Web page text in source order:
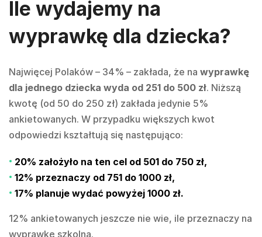
Ile wydajemy na
wyprawkę dla dziecka?
Najwięcej Polaków – 34% – zakłada, że na wyprawkę
dla jednego dziecka wyda od 251 do 500 zł. Niższą
kwotę (od 50 do 250 zł) zakłada jedynie 5%
ankietowanych. W przypadku większych kwot
odpowiedzi kształtują się następująco:
20% założyło na ten cel od 501 do 750 zł,
12% przeznaczy od 751 do 1000 zł,
17% planuje wydać powyżej 1000 zł.
12% ankietowanych jeszcze nie wie, ile przeznaczy na
wyprawkę szkolną.